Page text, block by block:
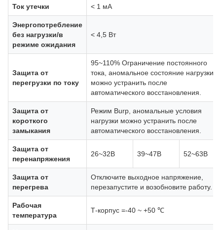
Ток утечки < 1 мА
Энергопотребление
без нагрузки/в
режиме ожидания
< 4,5 Вт
Защита от
перегрузки по току
95~110% Ограничение постоянного
тока, аномальное состояние нагрузки
можно устранить после
автоматического восстановления.
Защита от
короткого
замыкания
Режим Burp, аномальные условия
нагрузки можно устранить после
автоматического восстановления.
Защита от
перенапряжения
26~32В 39~47В 52~63В
Защита от
перегрева
Отключите выходное напряжение,
перезапустите и возобновите работу.
Рабочая
температура
Т-корпус =-40 ~ +50 ℃